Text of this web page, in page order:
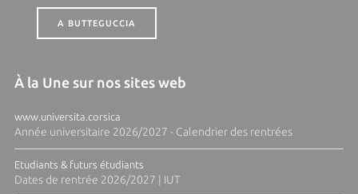
A BUTTEGUCCIA
À la Une sur nos sites web
www.universita.corsica
Année universitaire 2026/2027 - Calendrier des rentrées
Etudiants & futurs étudiants
Dates de rentrée 2026/2027 | IUT